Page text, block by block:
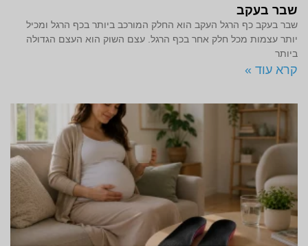
שבר בעקב
שבר בעקב כף הרגל העקב הוא החלק המורכב ביותר בכף הרגל ומכיל
יותר עצמות מכל חלק אחר בכף הרגל. עצם השוק הוא העצם הגדולה
ביותר
קרא עוד »